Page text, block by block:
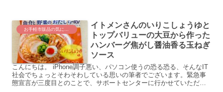
お手軽市販品の気になる実食レポート
イトメンさんのいりこしょうゆと
トップバリューの大豆から作った
ハンバーグ焦がし醤油香る玉ねぎ
ソース
こんにちは。 iPhone調子悪い、パソコン使うの恐る恐る、そんなIT
社会でちょっとそわそわしている思いの筆者でございます。緊急事
態宣言が三度目とのことで、サポートセンターに行かせていただけ